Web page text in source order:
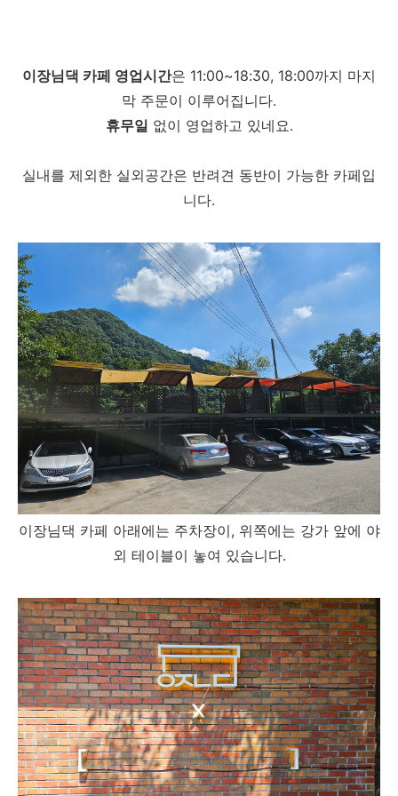
이장님댁 카페 영업시간은 11:00~18:30, 18:00까지 마지
막 주문이 이루어집니다.
휴무일 없이 영업하고 있네요.
실내를 제외한 실외공간은 반려견 동반이 가능한 카페입
니다.
이장님댁 카페 아래에는 주차장이, 위쪽에는 강가 앞에 야
외 테이블이 놓여 있습니다.